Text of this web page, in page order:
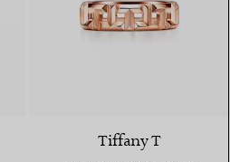
Tiffany T